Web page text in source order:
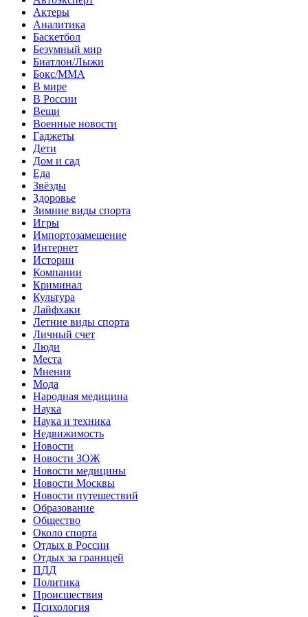
Актеры
Аналитика
Баскетбол
Безумный мир
Биатлон/Лыжи
Бокс/MMA
В мире
В России
Вещи
Военные новости
Гаджеты
Дети
Дом и сад
Еда
Звёзды
Здоровье
Зимние виды спорта
Игры
Импортозамещение
Интернет
Истории
Компании
Криминал
Культура
Лайфхаки
Летние виды спорта
Личный счет
Люди
Места
Мнения
Мода
Народная медицина
Наука
Наука и техника
Недвижимость
Новости
Новости ЗОЖ
Новости медицины
Новости Москвы
Новости путешествий
Образование
Общество
Около спорта
Отдых в России
Отдых за границей
ПДД
Политика
Происшествия
Психология